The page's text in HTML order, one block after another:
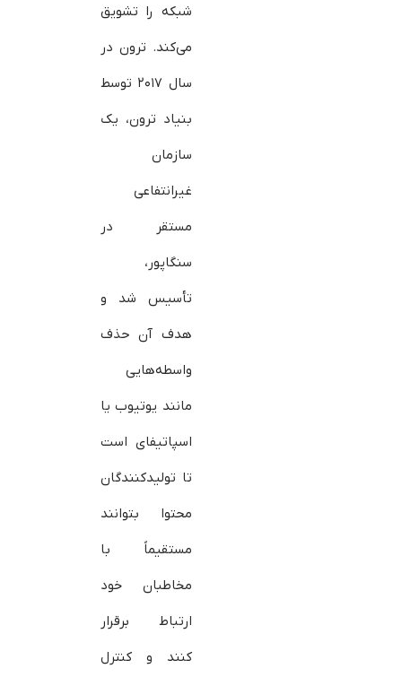
شبکه را تشویق
می‌کند. ترون در
سال ۲۰۱۷ توسط
بنیاد ترون، یک
سازمان
غیرانتفاعی
مستقر در
سنگاپور،
تأسیس شد و
هدف آن حذف
واسطه‌هایی
مانند یوتیوب یا
اسپاتیفای است
تا تولیدکنندگان
محتوا بتوانند
مستقیماً با
مخاطبان خود
ارتباط برقرار
کنند و کنترل